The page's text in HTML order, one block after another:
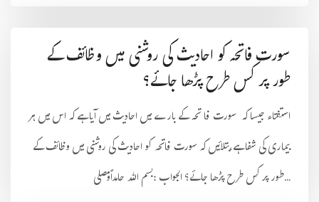
سورت فاتحہ کو احادیث کی روشنی میں وظائف کے
طور پر کس طرح پڑھا جائے؟
استفتاء جیسا کہ سورت فا تحہ کے بارے میں احادیث میں آیا ہے کہ اس میں ہر
بیماری کی شفا ہے،بتلائیں کہ سورت فاتحہ کو احادیث کی روشنی میں وظائف کے
طور پر کس طرح پڑھا جائے؟ الجواب :بسم اللہ حامداًومصلی...